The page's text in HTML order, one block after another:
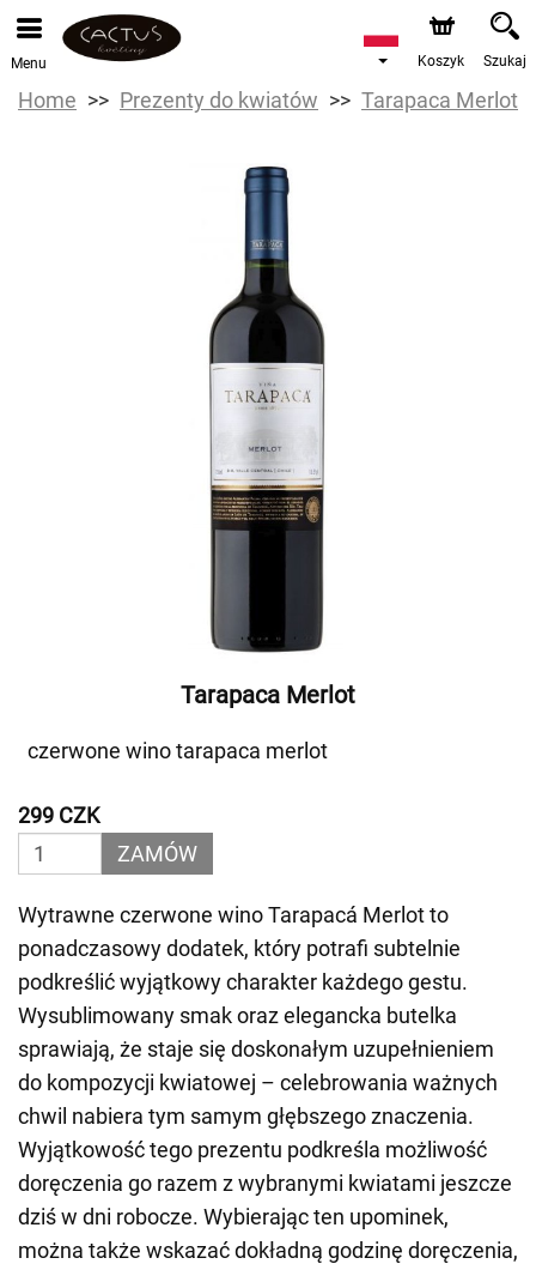
Menu Koszyk Szukaj
Home Prezenty do kwiatów Tarapaca Merlot
Tarapaca Merlot
czerwone wino tarapaca merlot
299 CZK
ZAMÓW
Wytrawne czerwone wino Tarapacá Merlot to
ponadczasowy dodatek, który potrafi subtelnie
podkreślić wyjątkowy charakter każdego gestu.
Wysublimowany smak oraz elegancka butelka
sprawiają, że staje się doskonałym uzupełnieniem
do kompozycji kwiatowej – celebrowania ważnych
chwil nabiera tym samym głębszego znaczenia.
Wyjątkowość tego prezentu podkreśla możliwość
doręczenia go razem z wybranymi kwiatami jeszcze
dziś w dni robocze. Wybierając ten upominek,
można także wskazać dokładną godzinę doręczenia,